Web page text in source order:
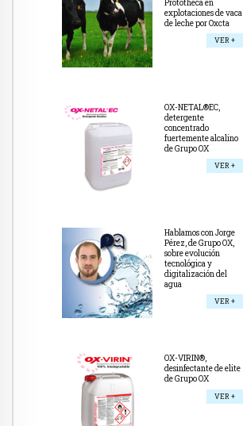
Prototheca en
explotaciones de vaca
de leche por Oxcta
VER +
OX-NETAL®EC,
detergente
concentrado
fuertemente alcalino
de Grupo OX
VER +
Hablamos con Jorge
Pérez, de Grupo OX,
sobre evolución
tecnológica y
digitalización del
agua
VER +
OX-VIRIN®,
desinfectante de elite
de Grupo OX
VER +